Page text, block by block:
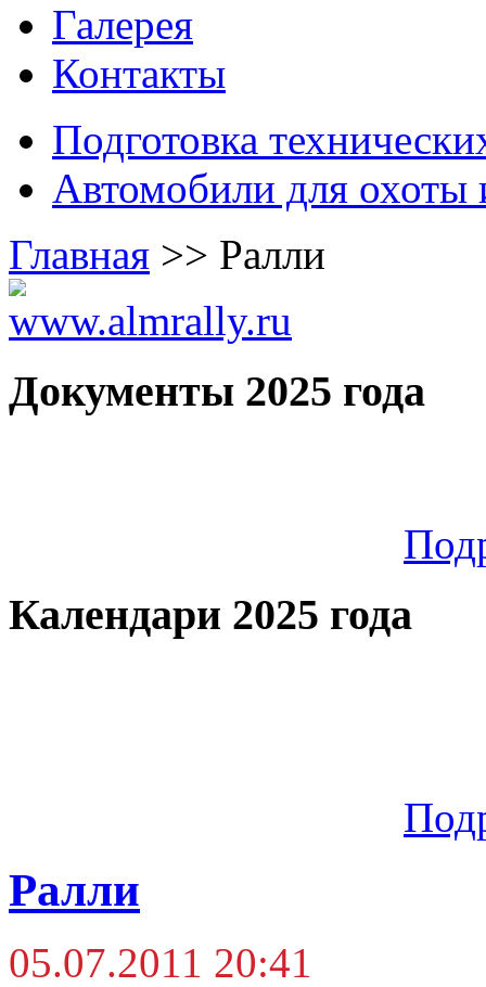
Галерея
Контакты
Подготовка
Автомобили для охоты
Главная >> Ралли
Документы 2025 года
Календари 2025 года
Ралли
05.07.2011 20:41